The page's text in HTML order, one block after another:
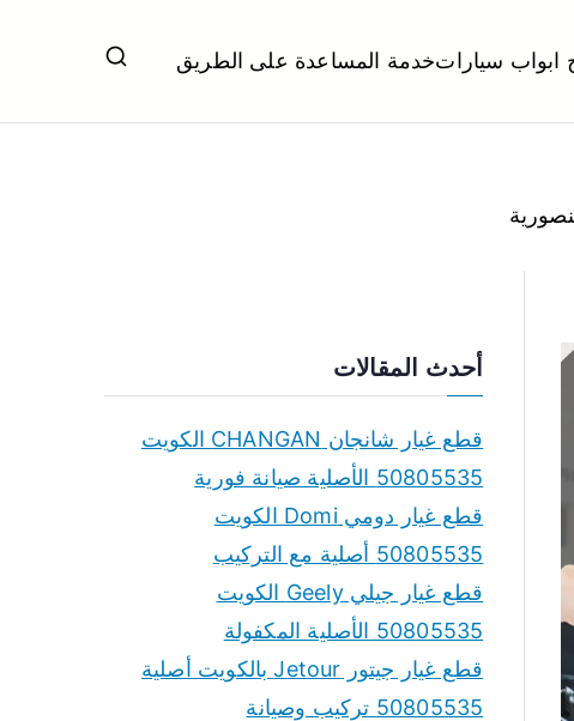
تبديل بطاريات بارخص الاسعار
ابواب سياراتخدمة المساعدة على الطريق
أحدث المقالات
قطع غيار شانجان CHANGAN الكويت
50805535 الأصلية صيانة فورية
قطع غيار دومي Domi الكويت
50805535 أصلية مع التركيب
قطع غيار جيلي Geely الكويت
50805535 الأصلية المكفولة
قطع غيار جيتور Jetour بالكويت أصلية
50805535 تركيب وصيانة